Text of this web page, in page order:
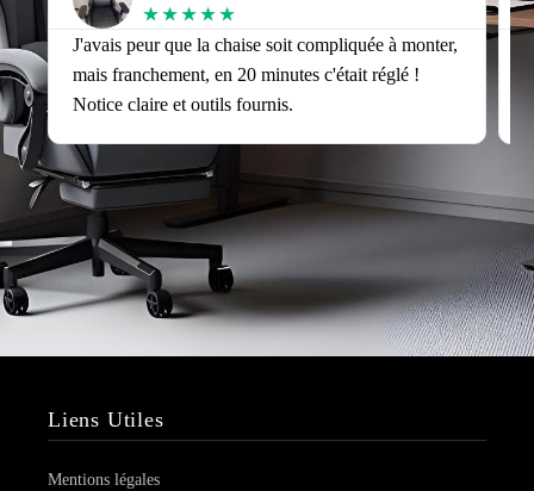
★ ★ ★ ★ ★
J'avais peur que la chaise soit compliquée à monter,
mais franchement, en 20 minutes c'était réglé !
Notice claire et outils fournis.
Liens Utiles
Mentions légales